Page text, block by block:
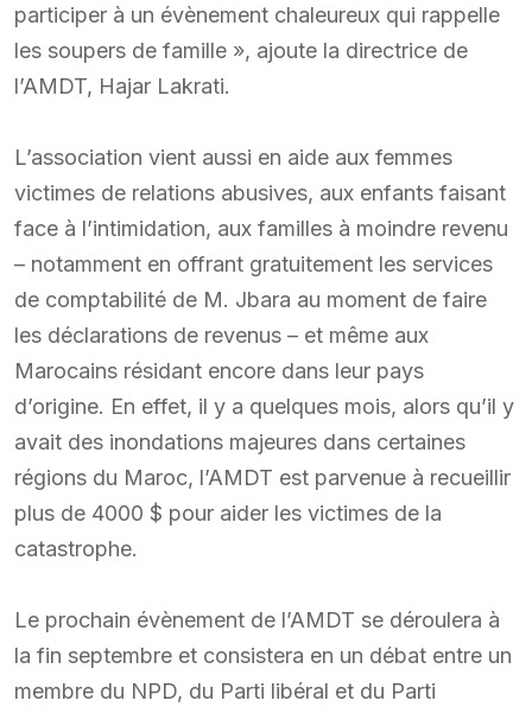
participer à un évènement chaleureux qui rappelle
les soupers de famille », ajoute la directrice de
l’AMDT, Hajar Lakrati.
L’association vient aussi en aide aux femmes
victimes de relations abusives, aux enfants faisant
face à l’intimidation, aux familles à moindre revenu
– notamment en offrant gratuitement les services
de comptabilité de M. Jbara au moment de faire
les déclarations de revenus – et même aux
Marocains résidant encore dans leur pays
d’origine. En effet, il y a quelques mois, alors qu’il y
avait des inondations majeures dans certaines
régions du Maroc, l’AMDT est parvenue à recueillir
plus de 4000 $ pour aider les victimes de la
catastrophe.
Le prochain évènement de l’AMDT se déroulera à
la fin septembre et consistera en un débat entre un
membre du NPD, du Parti libéral et du Parti